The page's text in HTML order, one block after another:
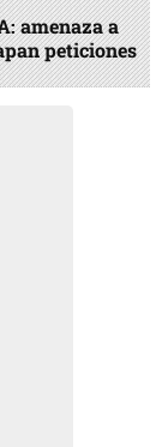
amenaza a
peticiones